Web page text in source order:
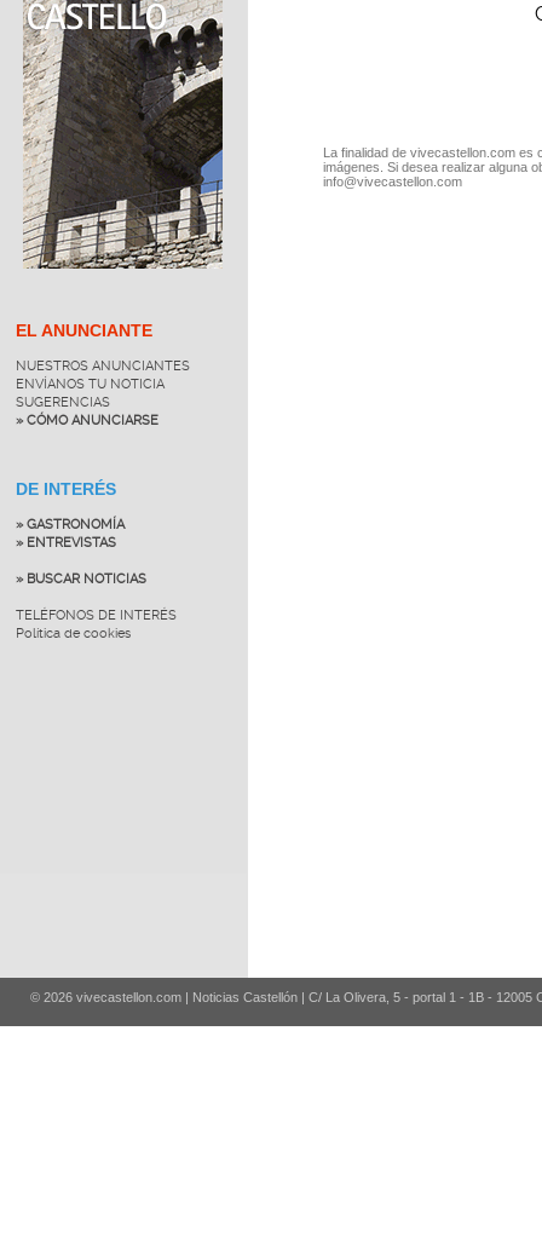
EL ANUNCIANTE
NUESTROS ANUNCIANTES
ENVÍANOS TU NOTICIA
SUGERENCIAS
» CÓMO ANUNCIARSE
DE INTERÉS
» GASTRONOMÍA
» ENTREVISTAS
» BUSCAR NOTICIAS
TELÉFONOS DE INTERÉS
Política de cookies
La finalidad de vivecastellon.com
imágenes. Si desea realizar alguna
info@vivecastellon.com
© 2026 vivecastellon.com | Noticias Castellón | C/ La Olivera, 5 - portal 1 - 1B - 12005